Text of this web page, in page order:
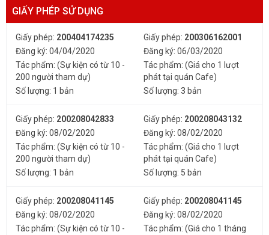
GIẤY PHÉP SỬ DỤNG
Giấy phép: 200404174235
Đăng ký: 04/04/2020
Tác phẩm: (Sự kiện có từ 10 -
200 người tham dự)
Số lượng: 1 bản
Giấy phép: 200306162001
Đăng ký: 06/03/2020
Tác phẩm: (Giá cho 1 lượt
phát tại quán Cafe)
Số lượng: 3 bản
Giấy phép: 200208042833
Đăng ký: 08/02/2020
Tác phẩm: (Sự kiện có từ 10 -
200 người tham dự)
Số lượng: 1 bản
Giấy phép: 200208043132
Đăng ký: 08/02/2020
Tác phẩm: (Giá cho 1 lượt
phát tại quán Cafe)
Số lượng: 5 bản
Giấy phép: 200208041145
Đăng ký: 08/02/2020
Tác phẩm: (Sự kiện có từ 10 -
Giấy phép: 200208041145
Đăng ký: 08/02/2020
Tác phẩm: (Giá cho 1 tháng